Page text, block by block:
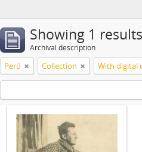
Showing 1 results
Archival description
Perú Collection With digital